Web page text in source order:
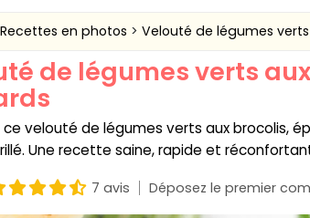
Recettes en photos Velouté de légumes
de légumes verts
ce velouté de légumes verts aux brocolis,
Une recette saine, rapide et
7 avis Déposez le premier